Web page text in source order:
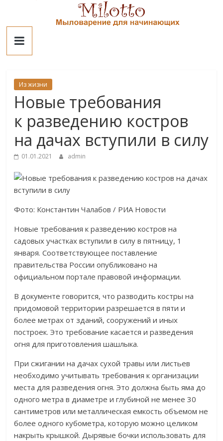
contentМилотто
Из жизни
Новые требования
к разведению костров
на дачах вступили в силу
01.01.2021 admin
Фото: Константин Чалабов / РИА Новости
Новые требования к разведению костров на
садовых участках вступили в силу в пятницу, 1
января. Соответствующее поставление
правительства России опубликовано на
официальном портале правовой информации.
В документе говорится, что разводить костры на
придомовой территории разрешается в пяти и
более метрах от зданий, сооружений и иных
построек. Это требование касается и разведения
огня для приготовления шашлыка.
При сжигании на дачах сухой травы или листьев
необходимо учитывать требования к организации
места для разведения огня. Это должна быть яма до
одного метра в диаметре и глубиной не менее 30
сантиметров или металлическая емкость объемом не
более одного кубометра, которую можно целиком
накрыть крышкой. Дырявые бочки использовать для